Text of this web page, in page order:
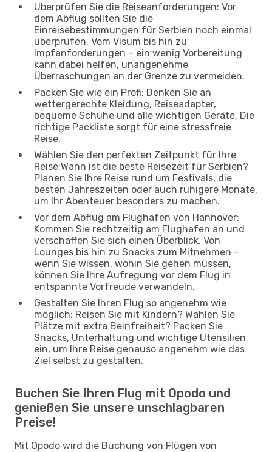
Überprüfen Sie die Reiseanforderungen: Vor
dem Abflug sollten Sie die
Einreisebestimmungen für Serbien noch einmal
überprüfen. Vom Visum bis hin zu
Impfanforderungen – ein wenig Vorbereitung
kann dabei helfen, unangenehme
Überraschungen an der Grenze zu vermeiden.
Packen Sie wie ein Profi: Denken Sie an
wettergerechte Kleidung, Reiseadapter,
bequeme Schuhe und alle wichtigen Geräte. Die
richtige Packliste sorgt für eine stressfreie
Reise.
Wählen Sie den perfekten Zeitpunkt für Ihre
Reise:Wann ist die beste Reisezeit für Serbien?
Planen Sie Ihre Reise rund um Festivals, die
besten Jahreszeiten oder auch ruhigere Monate,
um Ihr Abenteuer besonders zu machen.
Vor dem Abflug am Flughafen von Hannover:
Kommen Sie rechtzeitig am Flughafen an und
verschaffen Sie sich einen Überblick. Von
Lounges bis hin zu Snacks zum Mitnehmen –
wenn Sie wissen, wohin Sie gehen müssen,
können Sie Ihre Aufregung vor dem Flug in
entspannte Vorfreude verwandeln.
Gestalten Sie Ihren Flug so angenehm wie
möglich: Reisen Sie mit Kindern? Wählen Sie
Plätze mit extra Beinfreiheit? Packen Sie
Snacks, Unterhaltung und wichtige Utensilien
ein, um Ihre Reise genauso angenehm wie das
Ziel selbst zu gestalten.
Buchen Sie Ihren Flug mit Opodo und
genießen Sie unsere unschlagbaren
Preise!
Mit Opodo wird die Buchung von Flügen von